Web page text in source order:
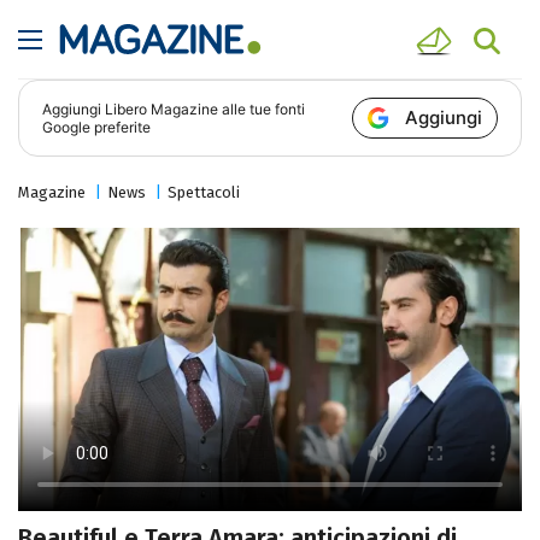
Aggiungi Libero Magazine alle tue fonti
Google preferite
Aggiungi
Magazine News Spettacoli